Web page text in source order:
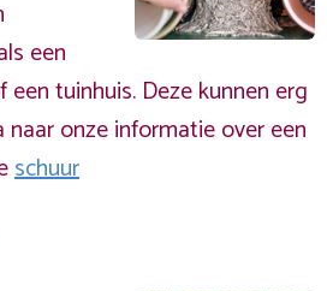
een
een tuinhuis. Deze kunnen erg
naar onze informatie over een
schuur